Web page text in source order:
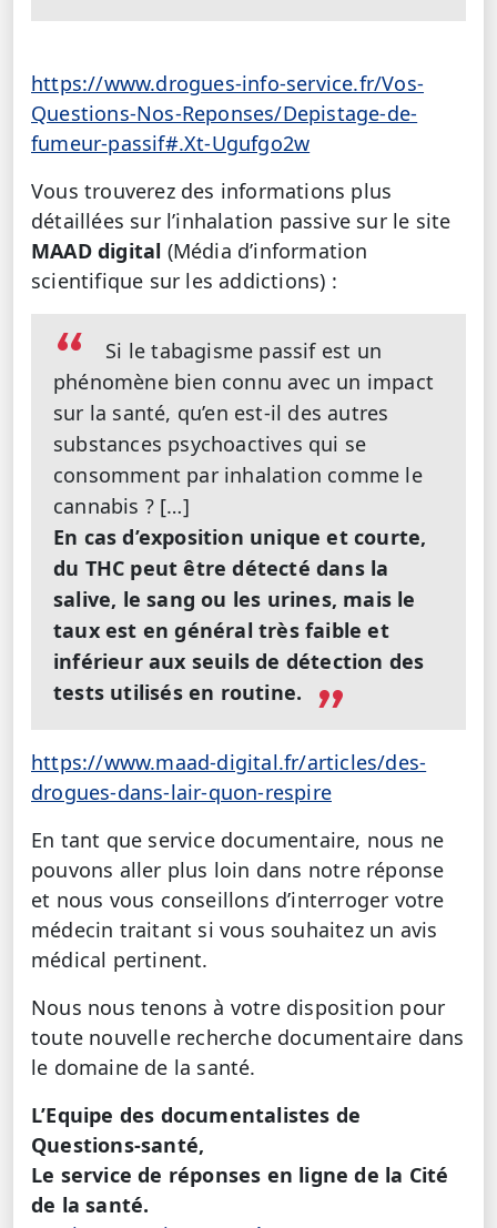
https://www.drogues-info-service.fr/Vos-
Questions-Nos-Reponses/Depistage-de-
fumeur-passif#.Xt-Ugufgo2w
Vous trouverez des informations plus
détaillées sur l’inhalation passive sur le site
MAAD digital (Média d’information
scientifique sur les addictions) :
Si le tabagisme passif est un
phénomène bien connu avec un impact
sur la santé, qu’en est-il des autres
substances psychoactives qui se
consomment par inhalation comme le
cannabis ? […]
En cas d’exposition unique et courte,
du THC peut être détecté dans la
salive, le sang ou les urines, mais le
taux est en général très faible et
inférieur aux seuils de détection des
tests utilisés en routine.
https://www.maad-digital.fr/articles/des-
drogues-dans-lair-quon-respire
En tant que service documentaire, nous ne
pouvons aller plus loin dans notre réponse
et nous vous conseillons d’interroger votre
médecin traitant si vous souhaitez un avis
médical pertinent.
Nous nous tenons à votre disposition pour
toute nouvelle recherche documentaire dans
le domaine de la santé.
L’Equipe des documentalistes de
Questions-santé,
Le service de réponses en ligne de la Cité
de la santé.